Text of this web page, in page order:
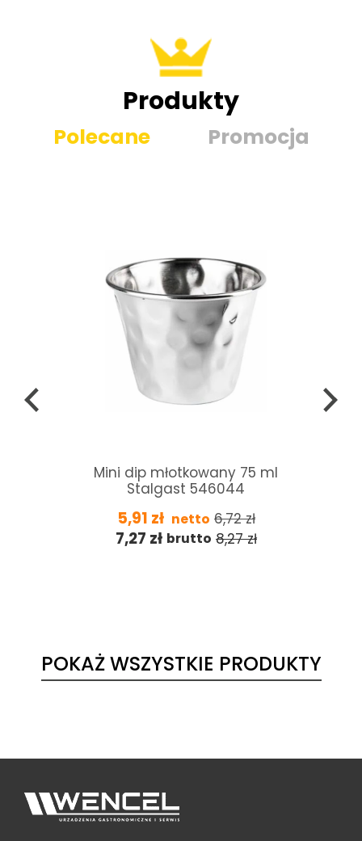
Produkty
Polecane Promocja
Płyn do nabłyszczania pieca
konwekcyjno-parowego
Convotherm ConvoCare 10L
285,00zł netto 335,29
350,55zł brutto 412,41
POKAŻ WSZYSTKIE PRODUKTY